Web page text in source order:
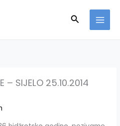
Search
– SIJELO 25.10.2014